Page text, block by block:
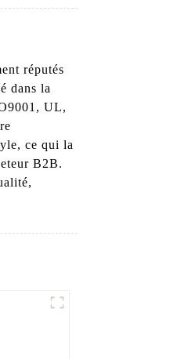
réputés
dans la
UL,
ce qui la
B2B.